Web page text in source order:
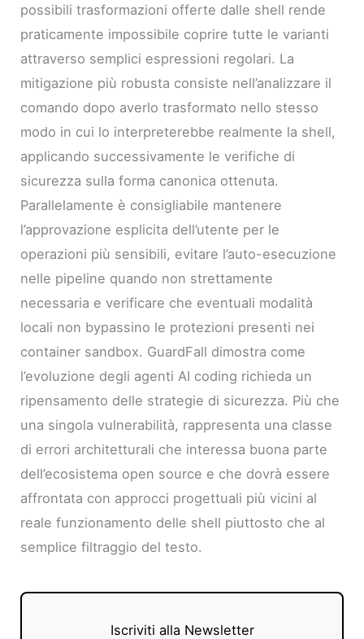
possibili trasformazioni offerte dalle shell rende
praticamente impossibile coprire tutte le varianti
attraverso semplici espressioni regolari. La
mitigazione più robusta consiste nell’analizzare il
comando dopo averlo trasformato nello stesso
modo in cui lo interpreterebbe realmente la shell,
applicando successivamente le verifiche di
sicurezza sulla forma canonica ottenuta.
Parallelamente è consigliabile mantenere
l’approvazione esplicita dell’utente per le
operazioni più sensibili, evitare l’auto-esecuzione
nelle pipeline quando non strettamente
necessaria e verificare che eventuali modalità
locali non bypassino le protezioni presenti nei
container sandbox. GuardFall dimostra come
l’evoluzione degli agenti AI coding richieda un
ripensamento delle strategie di sicurezza. Più che
una singola vulnerabilità, rappresenta una classe
di errori architetturali che interessa buona parte
dell’ecosistema open source e che dovrà essere
affrontata con approcci progettuali più vicini al
reale funzionamento delle shell piuttosto che al
semplice filtraggio del testo.
Iscriviti alla Newsletter